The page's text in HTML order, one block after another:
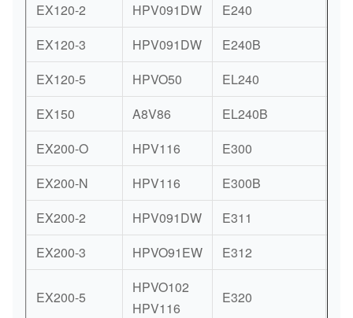
EX120-2
HPV091DW E240
EX120-3
HPV091DW E240B
EX120-5
HPVO50 EL240
EX150
A8V86 EL240B
EX200-O
HPV116 E300
EX200-N
HPV116 E300B
EX200-2
HPV091DW E311
EX200-3
HPVO91EW E312
EX200-5
HPVO102
HPV116
E320